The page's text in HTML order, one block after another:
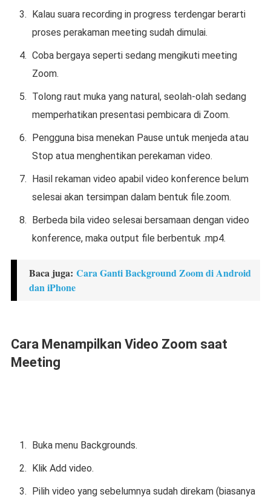
Kalau suara recording in progress terdengar berarti
proses perakaman meeting sudah dimulai.
Coba bergaya seperti sedang mengikuti meeting
Zoom.
Tolong raut muka yang natural, seolah-olah sedang
memperhatikan presentasi pembicara di Zoom.
Pengguna bisa menekan Pause untuk menjeda atau
Stop atua menghentikan perekaman video.
Hasil rekaman video apabil video konference belum
selesai akan tersimpan dalam bentuk file.zoom.
Berbeda bila video selesai bersamaan dengan video
konference, maka output file berbentuk .mp4.
Baca juga: Cara Ganti Background Zoom di Android
dan iPhone
Cara Menampilkan Video Zoom saat
Meeting
Buka menu Backgrounds.
Klik Add video.
Pilih video yang sebelumnya sudah direkam (biasanya